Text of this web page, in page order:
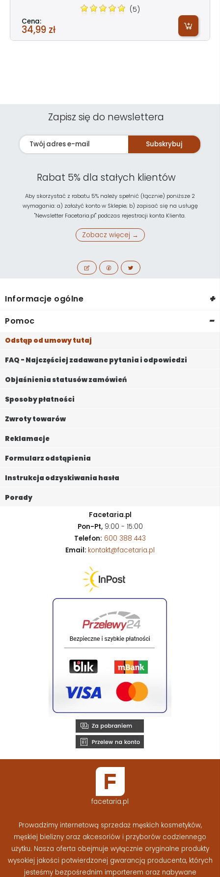
(5)
Cena:
34,99 zł
Zapisz się do newslettera
Subskrybuj
Rabat 5% dla stałych klientów
Aby skorzystać z rabatu 5% należy spełnić (łącznie) poniższe 2
wymagania: a) założyć konto w Sklepie; b) zapisać się na usługę
"Newsletter Facetaria.pl" podczas rejestracji konta Klienta.
Zobacz więcej →
Informacje ogólne +
Pomoc -
Odstąp od umowy tutaj
FAQ - Najczęściej zadawane pytania i odpowiedzi
Objaśnienia statusów zamówień
Sposoby płatności
Zwroty towarów
Reklamacje
Formularz odstąpienia
Instrukcja odzyskiwania hasła
Porady
Facetaria.pl
Pon-Pt,9:00 - 15:00
Telefon: 600 388 443
Email: kontakt@facetaria.pl
facetaria.pl
Prowadzimy internetową sprzedaż męskich kosmetyków,
męskiej bielizny oraz akcesoriów i przyborów codziennego
użytku. Nasza oferta obejmuje wyłącznie oryginalne produkty
wysokiej jakości potwierdzonej gwarancją producenta, których
jesteśmy bezpośrednim importerem oraz nabywane